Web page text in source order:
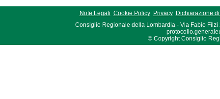
Note Legali Cookie Policy Privacy
Dichiarazione
Consiglio Regionale della Lombardia - Via Fabio Filzi
© Copyright Consiglio